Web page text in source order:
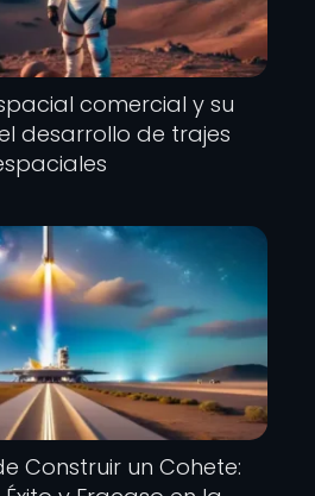
comercial y su
desarrollo de trajes
Construir un Cohete: